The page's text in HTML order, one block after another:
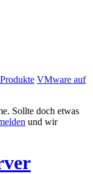
VMware auf
Sollte doch etwas
und wir